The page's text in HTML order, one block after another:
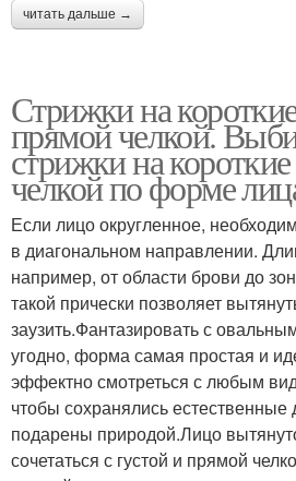
читать дальше →
Стрижки на
прямой челкой.
стрижки на
челкой по форме
Если лицо округленное,
в диагональном направлении.
например, от области брови до
такой прически позволяет
заузить.Фантазировать с
угодно, форма самая простая и
эффектно смотреться с любым
чтобы сохранялись
подарены природой.Лицо
сочетаться с густой и прямой